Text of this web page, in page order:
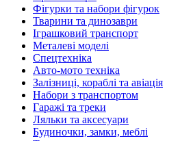
Фігурки та набори фігурок
Тварини та динозаври
Іграшковий транспорт
Металеві моделі
Спецтехніка
Авто-мото техніка
Залізниці, кораблі та авіація
Набори з транспортом
Гаражі та треки
Ляльки та аксесуари
Будиночки, замки, меблі